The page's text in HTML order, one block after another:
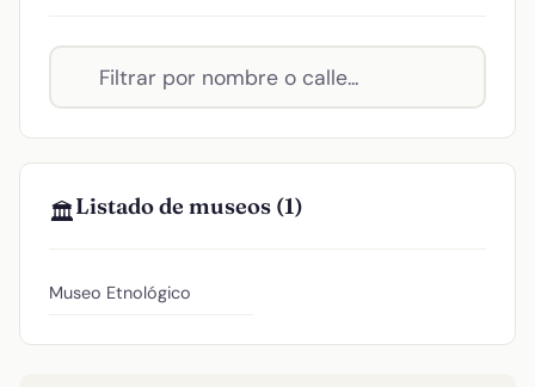
🏛️Listado de museos (1)
Museo Etnológico